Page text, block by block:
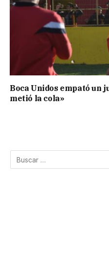
Boca Unidos empató un
metió la cola»